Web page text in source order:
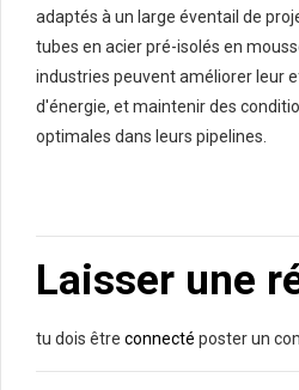
adaptés à un large éventail de
tubes en acier pré-isolés en
industries peuvent améliorer leur
d'énergie, et maintenir des
optimales dans leurs pipelines.
Laisser une
tu dois être connecté poster un